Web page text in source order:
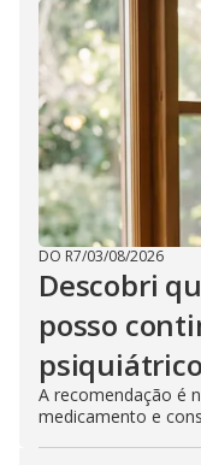
DO R7/03/08/2026
Descobri
posso
A recomendação é
medicamento e